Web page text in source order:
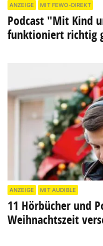
ANZEIGE MIT FEWO-DIREKT
Podcast "Mit Kind
funktioniert richtig
ANZEIGE MIT AUDIBLE
11 Hörbücher und
Weihnachtszeit